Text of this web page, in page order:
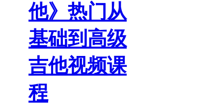
他》热门从
基础到高级
吉他视频课
程